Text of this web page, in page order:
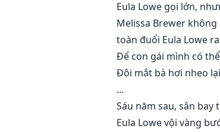
Eula Lowe gọi lớn,
Melissa Brewer không
toàn đuổi Eula Lowe
Để con gái mình có
Đôi mắt bà hơi nheo
...
Sáu năm sau, sân bay
Eula Lowe vội vàng